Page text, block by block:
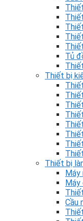
Tủ
Thiết bị
Thiết bị
Máy
Máy
Cầu